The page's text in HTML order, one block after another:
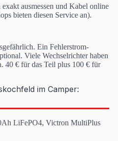
exakt ausmessen und Kabel online
bieten diesen Service an).
Ein Fehlerstrom-
Viele Wechselrichter haben
40 € für das Teil plus 100 € für
im Camper:
LiFePO4, Victron MultiPlus